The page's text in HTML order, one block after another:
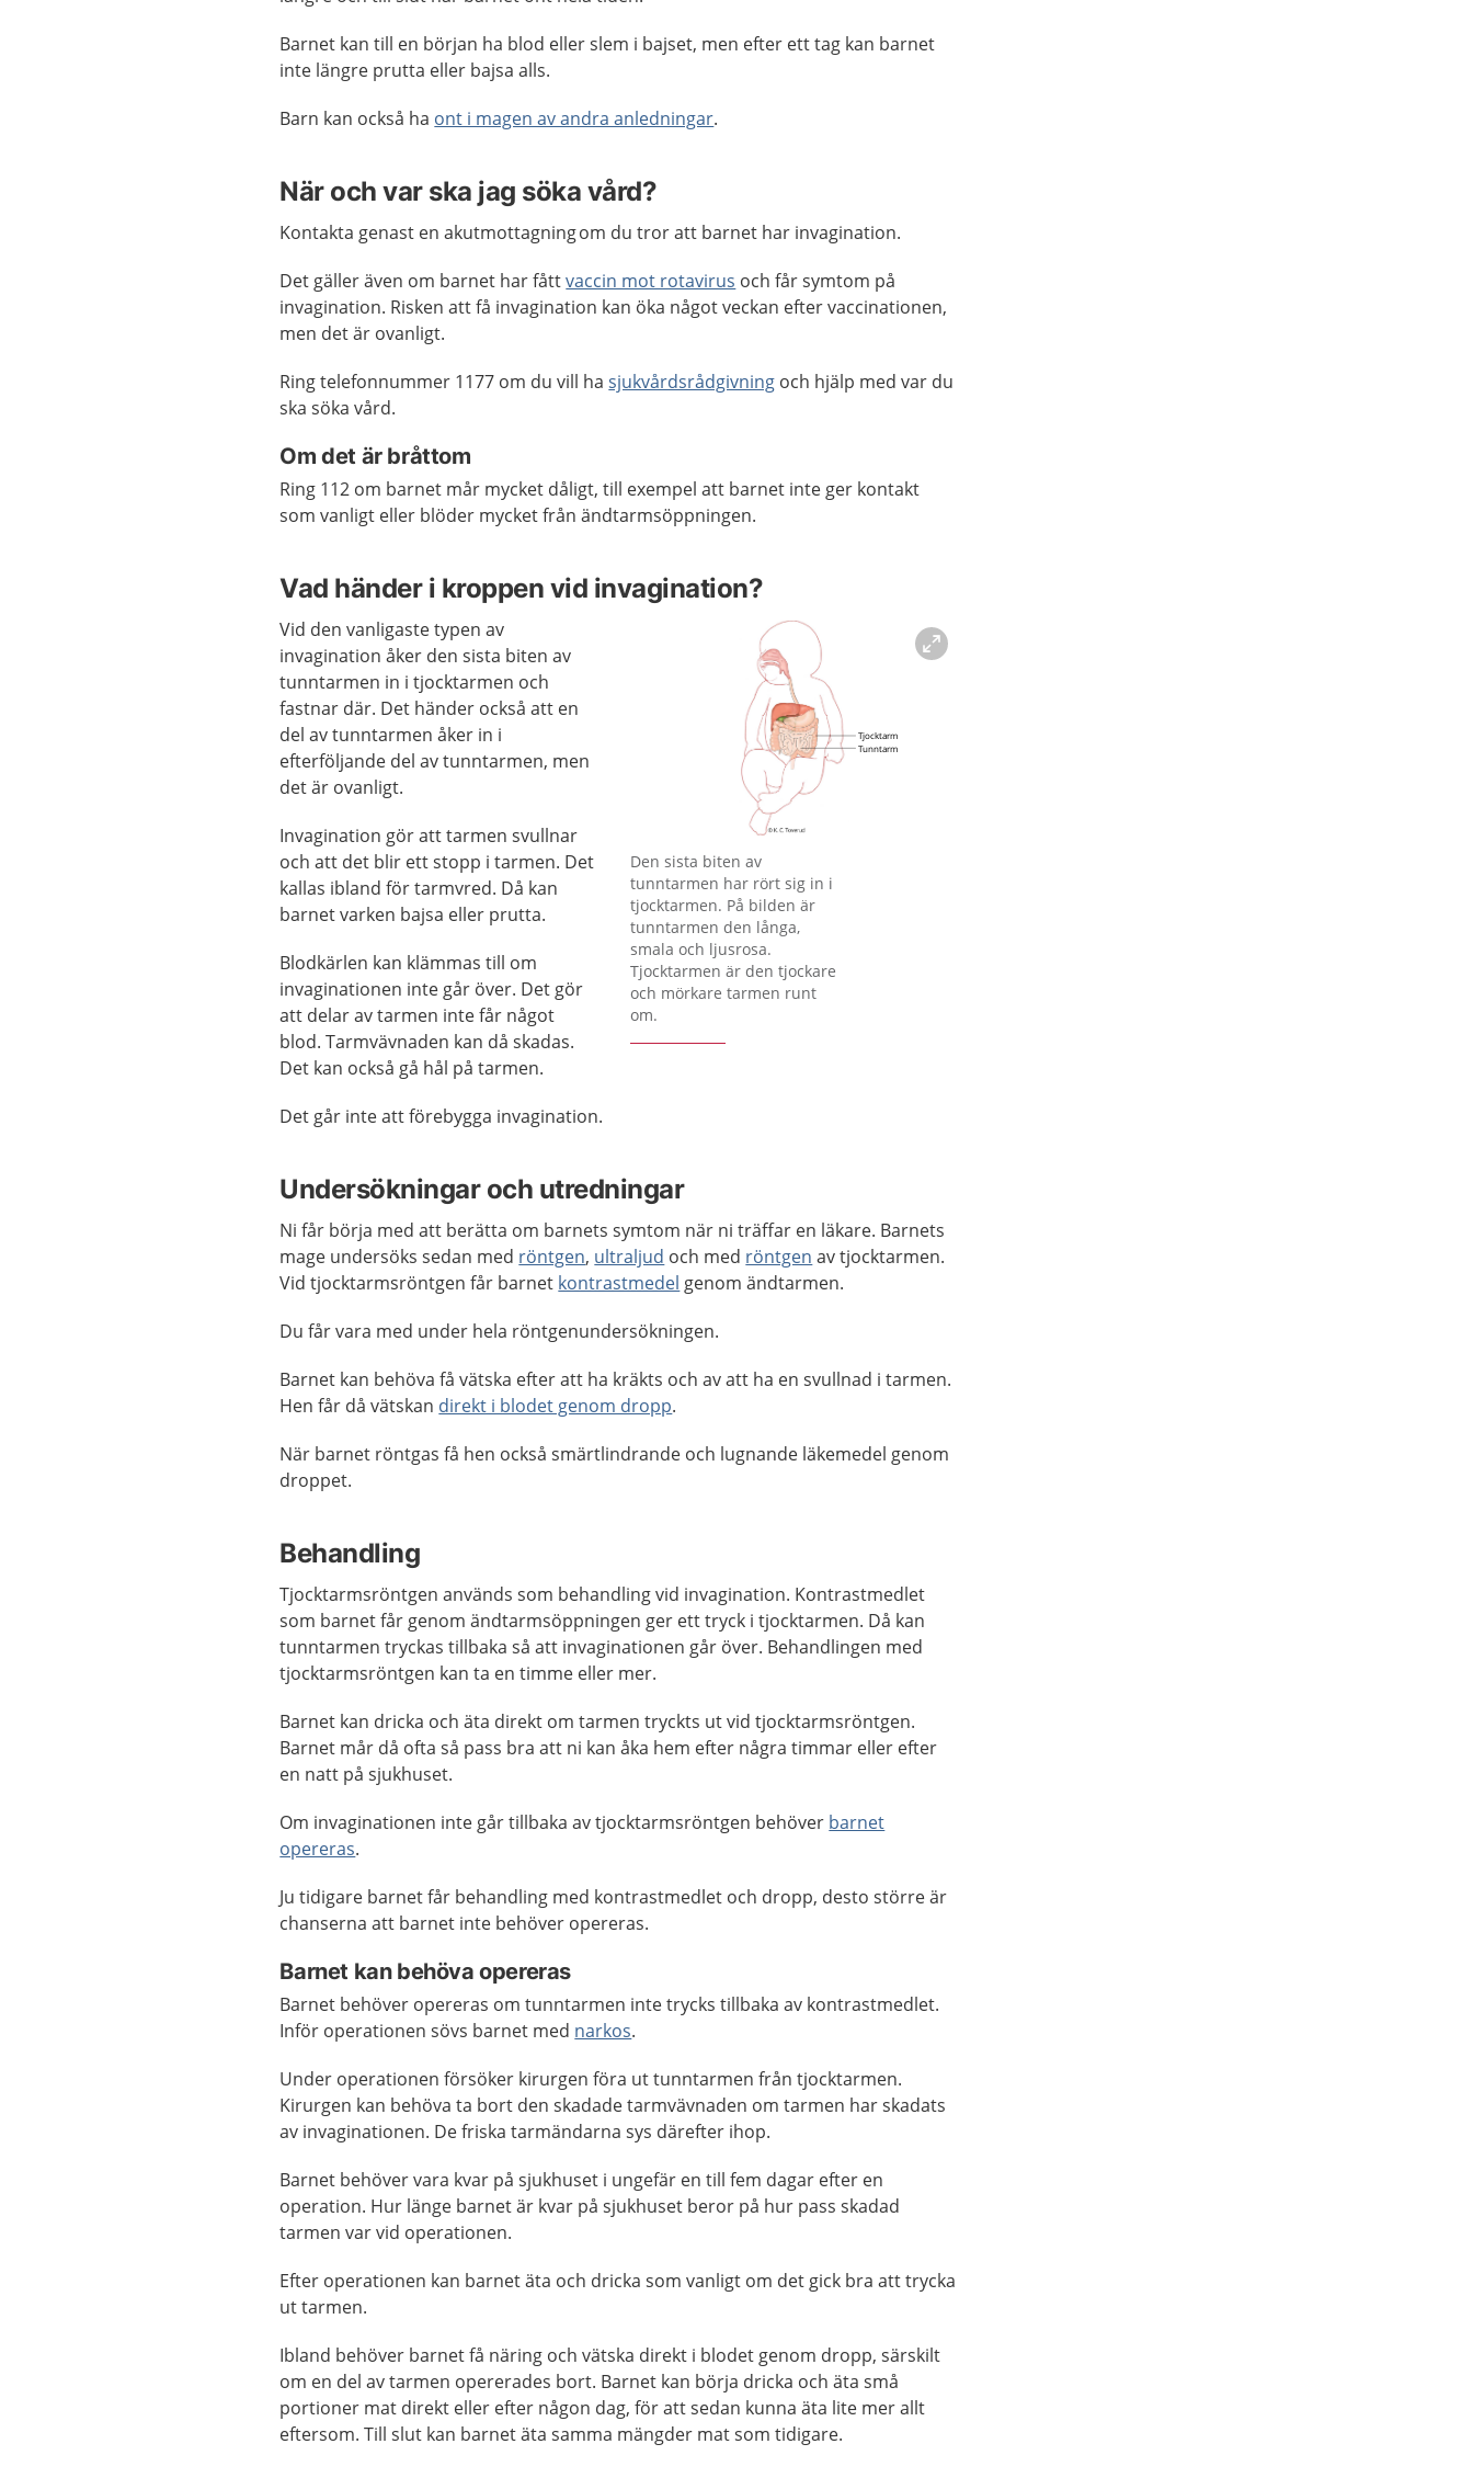
Barnet kan till en början ha blod eller slem i bajset, men efter ett tag kan barnet
inte längre prutta eller bajsa alls.
Barn kan också ha ont i magen av andra anledningar.
När och var ska jag söka vård?
Kontakta genast en akutmottagning om du tror att barnet har invagination.
Det gäller även om barnet har fåttvaccin mot rotavirus och får symtom på
invagination. Risken att få invagination kan öka något veckan efter vaccinationen,
men det är ovanligt.
Ring telefonnummer 1177 om du vill hasjukvårdsrådgivning och hjälp med var du
ska söka vård.
Om det är bråttom
Ring 112 om barnet mår mycket dåligt, till exempel att barnet inte ger kontakt
som vanligt eller blöder mycket från ändtarmsöppningen.
Vad händer i kroppen vid invagination?
Förstora bilden
Den sista biten av
tunntarmen har rört sig in i
tjocktarmen. På bilden är
tunntarmen den långa,
smala och ljusrosa.
Tjocktarmen är den tjockare
och mörkare tarmen runt
om.
Vid den vanligaste typen av
invagination åker den sista biten av
tunntarmen in i tjocktarmen och
fastnar där. Det händer också att en
del av tunntarmen åker in i
efterföljande del av tunntarmen, men
det är ovanligt.
Invagination gör att tarmen svullnar
och att det blir ett stopp i tarmen. Det
kallas ibland för tarmvred. Då kan
barnet varken bajsa eller prutta.
Blodkärlen kan klämmas till om
invaginationen inte går över. Det gör
att delar av tarmen inte får något
blod. Tarmvävnaden kan då skadas.
Det kan också gå hål på tarmen.
Det går inte att förebygga invagination.
Undersökningar och utredningar
Ni får börja med att berätta om barnets symtom när ni träffar en läkare. Barnets
mage undersöks sedan med röntgen, ultraljud och med röntgen av tjocktarmen.
Vid tjocktarmsröntgen får barnet kontrastmedel genom ändtarmen.
Du får vara med under hela röntgenundersökningen.
Barnet kan behöva få vätska efter att ha kräkts och av att ha en svullnad i tarmen.
Hen får då vätskan direkt i blodet genom dropp.
När barnet röntgas få hen också smärtlindrande och lugnande läkemedel genom
droppet.
Behandling
Tjocktarmsröntgen används som behandling vid invagination. Kontrastmedlet
som barnet får genom ändtarmsöppningen ger ett tryck i tjocktarmen. Då kan
tunntarmen tryckas tillbaka så att invaginationen går över. Behandlingen med
tjocktarmsröntgen kan ta en timme eller mer.
Barnet kan dricka och äta direkt om tarmen tryckts ut vid tjocktarmsröntgen.
Barnet mår då ofta så pass bra att ni kan åka hem efter några timmar eller efter
en natt på sjukhuset.
Om invaginationen inte går tillbaka av tjocktarmsröntgen behöver barnet
opereras.
Ju tidigare barnet får behandling med kontrastmedlet och dropp, desto större är
chanserna att barnet inte behöver opereras.
Barnet kan behöva opereras
Barnet behöver opereras om tunntarmen inte trycks tillbaka av kontrastmedlet.
Inför operationen sövs barnet med narkos.
Under operationen försöker kirurgen föra ut tunntarmen från tjocktarmen.
Kirurgen kan behöva ta bort den skadade tarmvävnaden om tarmen har skadats
av invaginationen. De friska tarmändarna sys därefter ihop.
Barnet behöver vara kvar på sjukhuset i ungefär en till fem dagar efter en
operation. Hur länge barnet är kvar på sjukhuset beror på hur pass skadad
tarmen var vid operationen.
Efter operationen kan barnet äta och dricka som vanligt om det gick bra att trycka
ut tarmen.
Ibland behöver barnet få näring och vätska direkt i blodet genom dropp, särskilt
om en del av tarmen opererades bort. Barnet kan börja dricka och äta små
portioner mat direkt eller efter någon dag, för att sedan kunna äta lite mer allt
eftersom. Till slut kan barnet äta samma mängder mat som tidigare.